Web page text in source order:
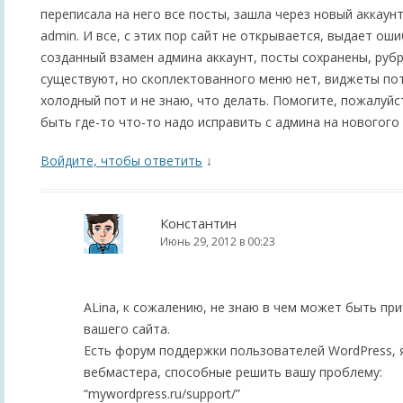
переписала на него все посты, зашла через новый
admin. И все, с этих пор сайт не открывается, выдает
созданный взамен админа аккаунт, посты сохранены,
существуют, но скоплектованного меню нет, виджеты
холодный пот и не знаю, что делать. Помогите,
быть где-то что-то надо исправить с админа на новогого
Войдите, чтобы ответить ↓
Константин
Июнь 29, 2012 в 00:23
ALina, к сожалению, не знаю в чем может быть
вашего сайта.
Есть форум поддержки пользователей WordPress,
вебмастера, способные решить вашу проблему:
“mywordpress.ru/support/”